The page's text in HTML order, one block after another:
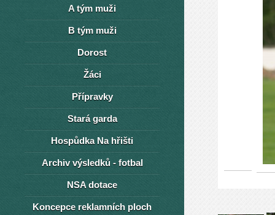
A tým muži
B tým muži
Dorost
Žáci
Přípravky
Stará garda
Hospůdka Na hřišti
Archiv výsledků - fotbal
NSA dotace
Koncepce reklamních ploch